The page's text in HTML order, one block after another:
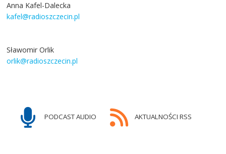
Anna Kafel-Dalecka
kafel@radioszczecin.pl
Sławomir Orlik
orlik@radioszczecin.pl
PODCAST AUDIO AKTUALNOŚCI RSS